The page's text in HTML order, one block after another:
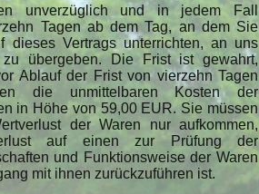
unverzüglich und in jedem Fall
Tagen ab dem Tag, an dem Sie
dieses Vertrags unterrichten, an uns
zu übergeben. Die Frist ist gewahrt,
Ablauf der Frist von vierzehn Tagen
die unmittelbaren Kosten der
in Höhe von 59,00 EUR. Sie müssen
der Waren nur aufkommen,
auf einen zur Prüfung der
und Funktionsweise der Waren
mit ihnen zurückzuführen ist.